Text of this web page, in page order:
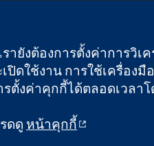
ที่ 03044323) ที่จดทะเบียนใ
การใช้เว็บไซต์|
ายังต้องการตั้งค่าการวิเ
ปิดใช้งาน การใช้เครื่อ
งค่าคุกกี้ได้ตลอดเวลา
ดดู หน้าคุกกี้